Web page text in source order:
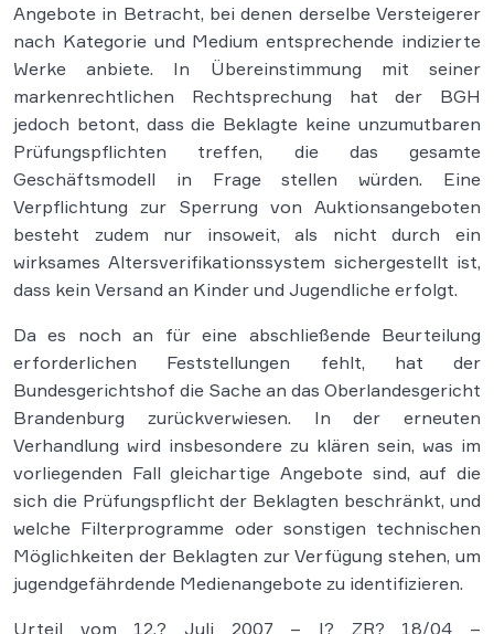
Angebote in Betracht, bei denen derselbe Versteigerer
nach Kategorie und Medium entsprechende indizierte
Werke anbiete. In Übereinstimmung mit seiner
markenrechtlichen Rechtsprechung hat der BGH
jedoch betont, dass die Beklagte keine unzumutbaren
Prüfungspflichten treffen, die das gesamte
Geschäftsmodell in Frage stellen würden. Eine
Verpflichtung zur Sperrung von Auktionsangeboten
besteht zudem nur insoweit, als nicht durch ein
wirksames Altersverifikationssystem sichergestellt ist,
dass kein Versand an Kinder und Jugendliche erfolgt.
Da es noch an für eine abschließende Beurteilung
erforderlichen Feststellungen fehlt, hat der
Bundesgerichtshof die Sache an das Oberlandesgericht
Brandenburg zurückverwiesen. In der erneuten
Verhandlung wird insbesondere zu klären sein, was im
vorliegenden Fall gleichartige Angebote sind, auf die
sich die Prüfungspflicht der Beklagten beschränkt, und
welche Filterprogramme oder sonstigen technischen
Möglichkeiten der Beklagten zur Verfügung stehen, um
jugendgefährdende Medienangebote zu identifizieren.
Urteil vom 12.? Juli 2007 – I? ZR? 18/04 –